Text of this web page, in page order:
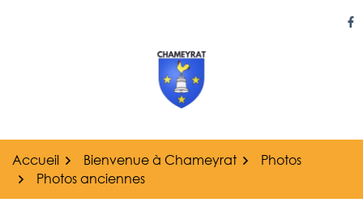
Accueil Bienvenue à Chameyrat
Photos
Photos anciennes